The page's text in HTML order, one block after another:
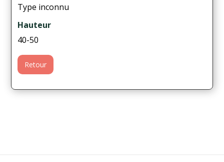
Type inconnu
Hauteur
40-50
Retour